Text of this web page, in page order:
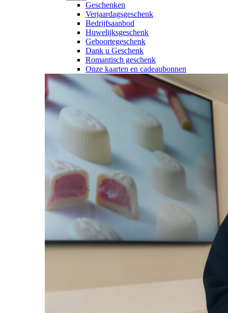
Geschenken
Verjaardagsgeschenk
Bedrijfsaanbod
Huwelijksgeschenk
Geboortegeschenk
Dank u Geschenk
Romantisch geschenk
Onze kaarten en cadeaubonnen